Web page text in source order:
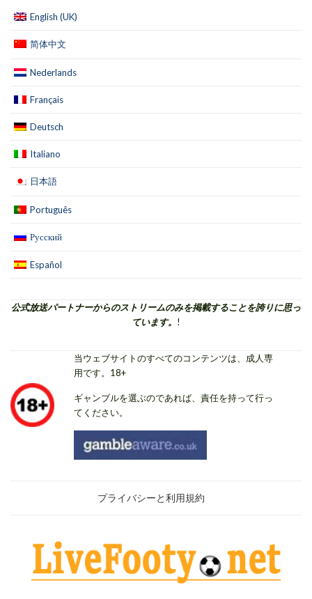
English (UK)
简体中文
Nederlands
Français
Deutsch
Italiano
日本語
Português
Русский
Español
公式放送パートナーからのストリームのみを掲載することを誇りに思っ
ています。 !
当ウェブサイトのすべてのコンテンツは、成人専
用です。18+
ギャンブルを選ぶのであれば、責任を持って行っ
てください。
プライバシーと利用規約